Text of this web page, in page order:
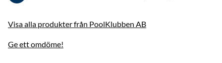
Visa alla produkter från PoolKlubben AB
Ge ett omdöme!